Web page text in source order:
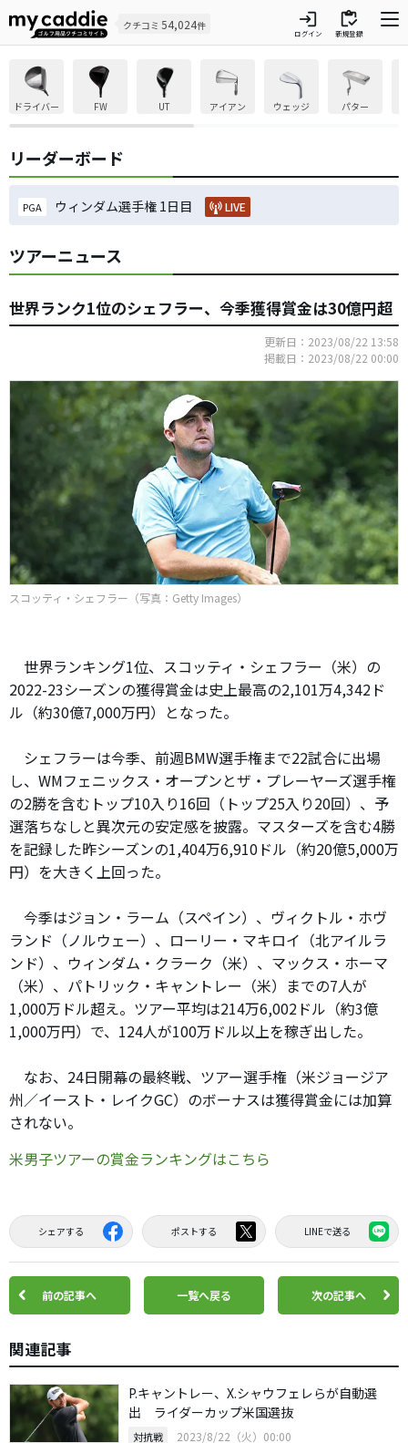
クチコミ 54,024件 login
ログイン
inventory
新規登録
ドライバー FW UT アイアン ウェッジ パター
リーダーボード
PGA ウィンダム選手権 1日目 LIVE
ツアーニュース
世界ランク1位のシェフラー、今季獲得賞金は30億円超
更新日：2023/08/22 13:58
掲載日：2023/08/22 00:00
スコッティ・シェフラー（写真：Getty Images）
世界ランキング1位、スコッティ・シェフラー（米）の
2022-23シーズンの獲得賞金は史上最高の2,101万4,342ド
ル（約30億7,000万円）となった。
シェフラーは今季、前週BMW選手権まで22試合に出場
し、WMフェニックス・オープンとザ・プレーヤーズ選手権
の2勝を含むトップ10入り16回（トップ25入り20回）、予
選落ちなしと異次元の安定感を披露。マスターズを含む4勝
を記録した昨シーズンの1,404万6,910ドル（約20億5,000万
円）を大きく上回った。
今季はジョン・ラーム（スペイン）、ヴィクトル・ホヴ
ランド（ノルウェー）、ローリー・マキロイ（北アイルラ
ンド）、ウィンダム・クラーク（米）、マックス・ホーマ
（米）、パトリック・キャントレー（米）までの7人が
1,000万ドル超え。ツアー平均は214万6,002ドル（約3億
1,000万円）で、124人が100万ドル以上を稼ぎ出した。
なお、24日開幕の最終戦、ツアー選手権（米ジョージア
州／イースト・レイクGC）のボーナスは獲得賞金には加算
されない。
米男子ツアーの賞金ランキングはこちら
シェアする ポストする LINEで送る
前の記事へ 一覧へ戻る 次の記事へ
関連記事
P.キャントレー、X.シャウフェレらが自動選
出 ライダーカップ米国選抜
対抗戦 2023/8/22（火）00:00